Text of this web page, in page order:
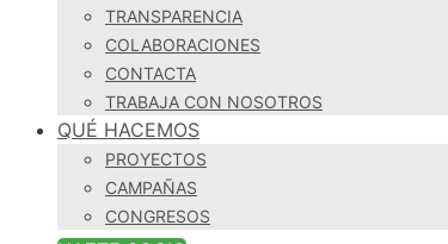
TRANSPARENCIA
COLABORACIONES
CONTACTA
TRABAJA CON NOSOTROS
QUÉ HACEMOS
PROYECTOS
CAMPAÑAS
CONGRESOS